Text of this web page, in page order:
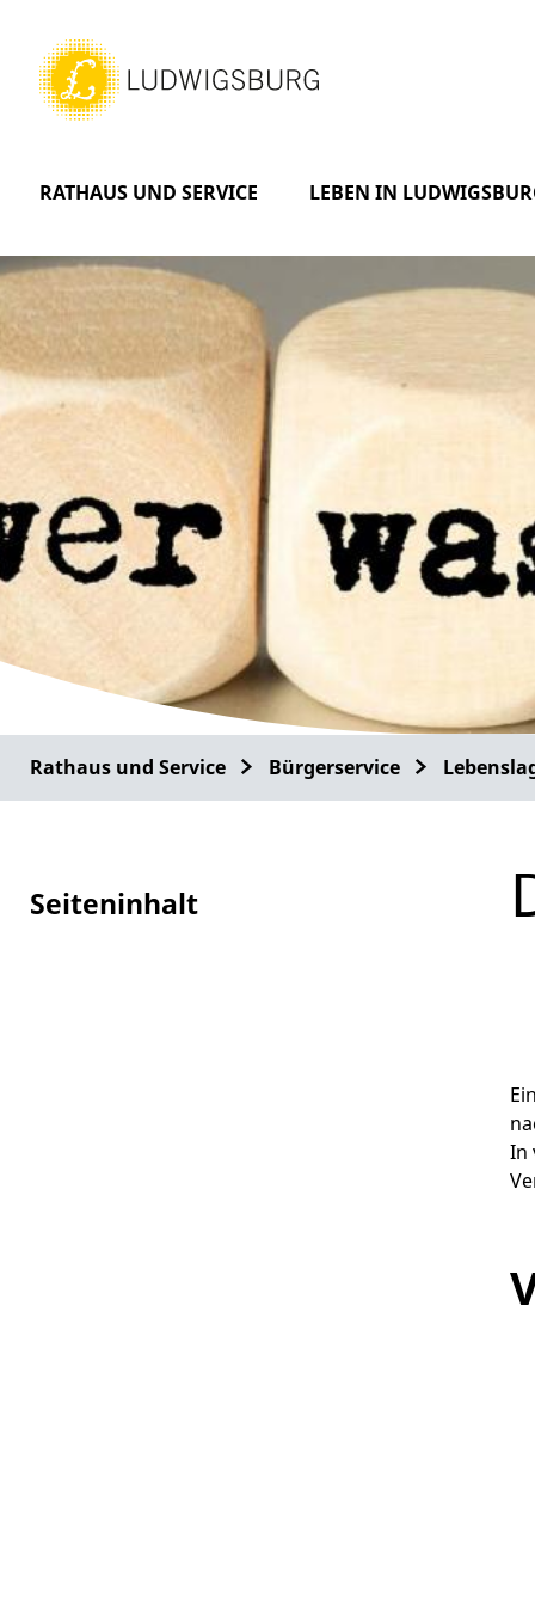
RATHAUS UND SERVICE LEBEN IN
Rathaus und Service Bürgerservice
Seiteninhalt
In